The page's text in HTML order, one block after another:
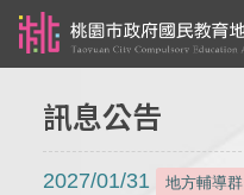
訊息公告
2027/01/31 地方輔導群